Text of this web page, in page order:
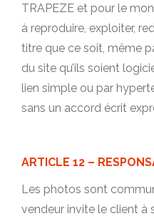
TRAPEZE et pour le
à reproduire, exploiter,
titre que ce soit, même
du site qu’ils soient
lien simple ou par
sans un accord écrit
ARTICLE 12 –
Les photos sont
vendeur invite le client à